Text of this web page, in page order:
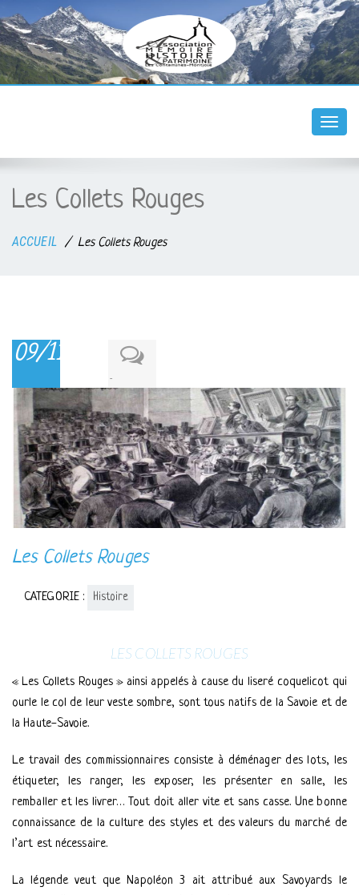
Les Collets Rouges
ACCUEIL Les Collets Rouges
09/11/2015
-
Les Collets Rouges
CATEGORIE : Histoire
LES COLLETS ROUGES
« Les Collets Rouges » ainsi appelés à cause du liseré coquelicot qui
ourle le col de leur veste sombre, sont tous natifs de la Savoie et de
la Haute-Savoie.
Le travail des commissionnaires consiste à déménager des lots, les
étiqueter, les ranger, les exposer, les présenter en salle, les
remballer et les livrer… Tout doit aller vite et sans casse. Une bonne
connaissance de la culture des styles et des valeurs du marché de
l’art est nécessaire.
La légende veut que Napoléon 3 ait attribué aux Savoyards le